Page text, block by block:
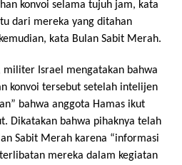
konvoi selama tujuh jam, kata
dari mereka yang ditahan
kata Bulan Sabit Merah.
militer Israel mengatakan bahwa
konvoi tersebut setelah intelijen
bahwa anggota Hamas ikut
Dikatakan bahwa pihaknya telah
Sabit Merah karena “informasi
mereka dalam kegiatan